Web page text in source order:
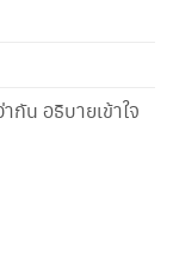
กัน อธิบายเข้าใจ